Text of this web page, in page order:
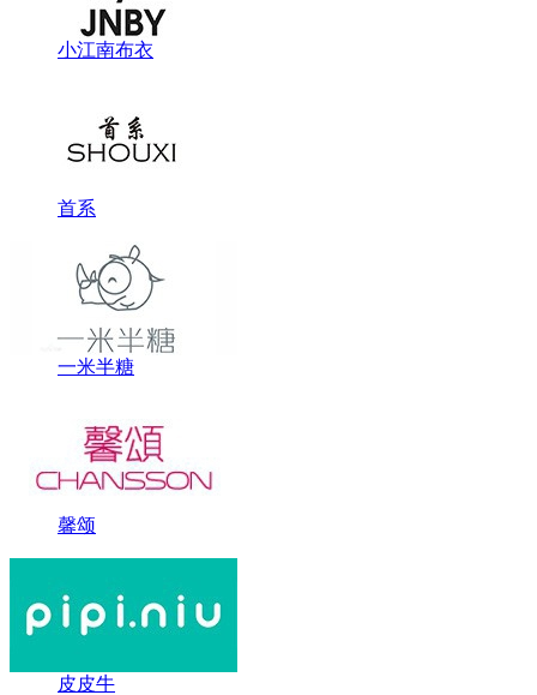
小江南布衣
首系
一米半糖
馨颂
皮皮牛